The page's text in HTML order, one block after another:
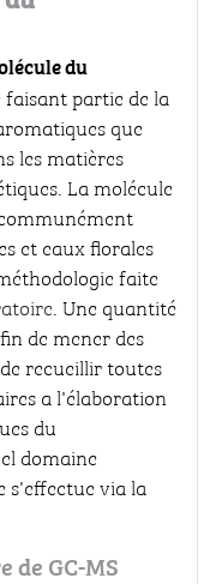
du
faisant partie de la
que
les matières
La molécule
et eaux florales
faite
. Une quantité
de mener des
recueillir toutes
a l'élaboration
du
domaine
s'effectue via la
GC-MS